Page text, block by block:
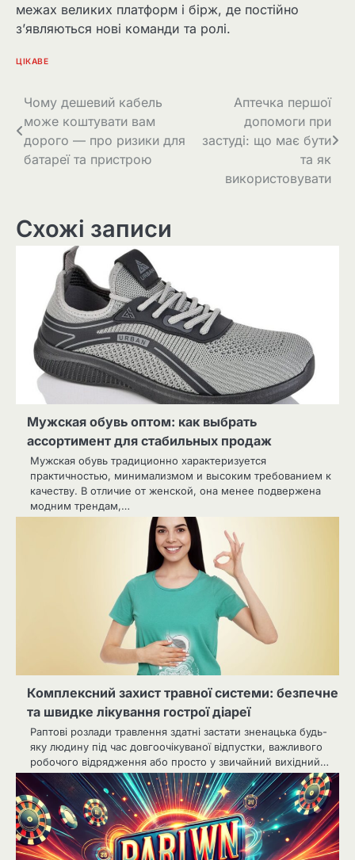
межах великих платформ і бірж, де постійно
з’являються нові команди та ролі.
ЦІКАВЕ
Навігація
записів
Чому дешевий кабель
може коштувати вам
дорого — про ризики для
батареї та пристрою
Аптечка першої
допомоги при
застуді: що має бути
та як
використовувати
Схожі записи
Мужская обувь оптом: как выбрать
ассортимент для стабильных продаж
Мужская обувь традиционно характеризуется
практичностью, минимализмом и высоким требованием к
качеству. В отличие от женской, она менее подвержена
модним трендам,…
Комплексний захист травної системи: безпечне
та швидке лікування гострої діареї
Раптові розлади травлення здатні застати зненацька будь-
яку людину під час довгоочікуваної відпустки, важливого
робочого відрядження або просто у звичайний вихідний…